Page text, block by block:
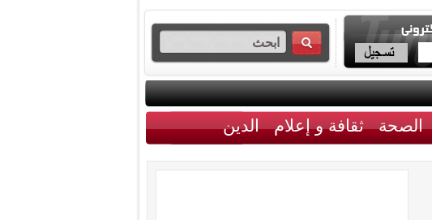
الصحة ثقافة و إعلام الدين